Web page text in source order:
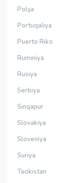
Polşa
Portuqaliya
Puerto Riko
Rumıniya
Rusiya
Serbiya
Sinqapur
Slovakiya
Sloveniya
Suriya
Tacikistan